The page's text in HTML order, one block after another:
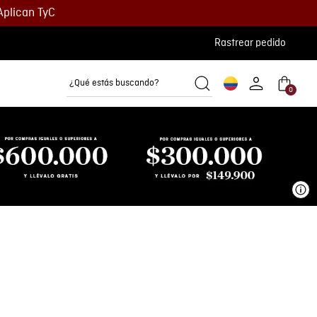
TyC
Rastrear pedido
¿Qué estás buscando?
0